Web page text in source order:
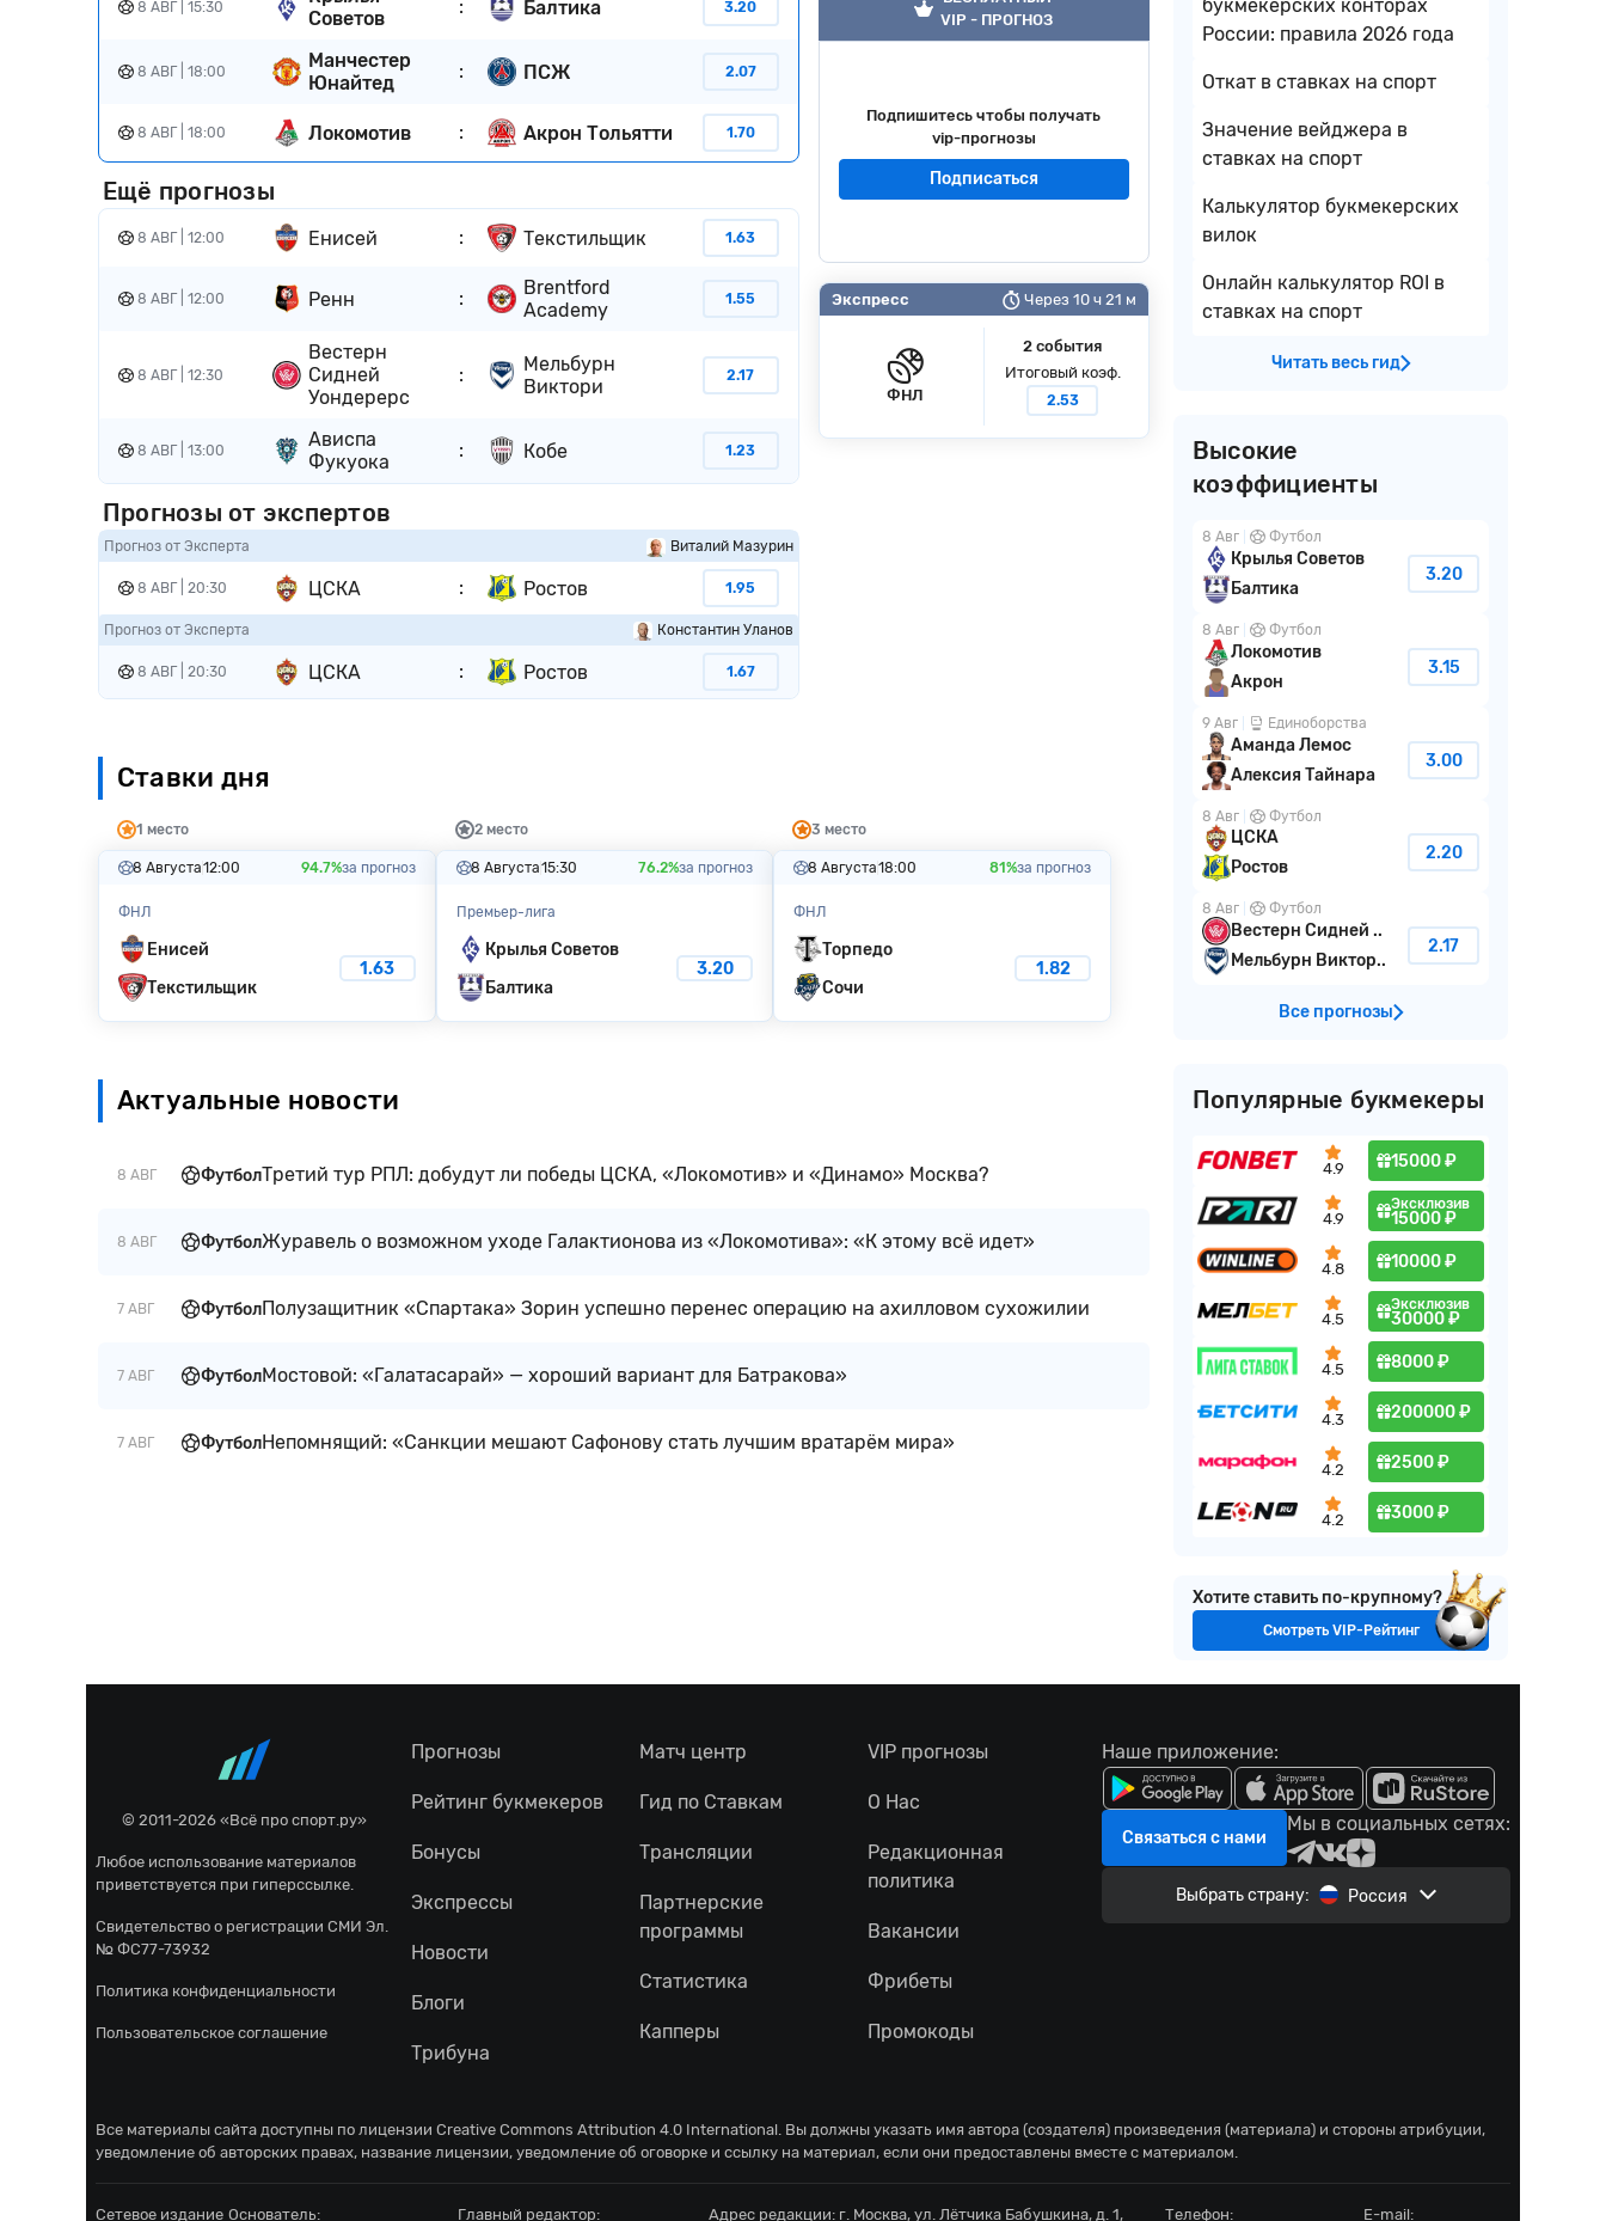
8 АВГ | 15:30
Советов
: Балтика 3.20
8 АВГ | 18:00
Манчестер
Юнайтед
: ПСЖ 2.07
8 АВГ | 18:00 Локомотив : Акрон Тольятти 1.70
Ещё прогнозы
8 АВГ | 12:00 Енисей : Текстильщик 1.63
8 АВГ | 12:00 Ренн :
Brentford
Academy
1.55
8 АВГ | 12:30
Вестерн
Сидней
Уондерерс
:
Мельбурн
Виктори
2.17
8 АВГ | 13:00
Ависпа
Фукуока
: Кобе 1.23
Прогнозы от экспертов
Прогноз от Эксперта Виталий Мазурин
8 АВГ | 20:30 ЦСКА : Ростов 1.95
Прогноз от Эксперта Константин Уланов
8 АВГ | 20:30 ЦСКА : Ростов 1.67
VIP - ПРОГНОЗ
Подпишитесь чтобы получать
vip-прогнозы
Подписаться
Экспресс Через 10 ч 21 м
ФНЛ
2 события
Итоговый коэф.
2.53
Ставки дня
1 место
8 Августа12:00 94.7%за прогноз
ФНЛ
Енисей
Текстильщик
1.63
2 место
8 Августа15:30 76.2%за прогноз
Премьер-лига
Крылья Советов
Балтика
3.20
3 место
8 Августа18:00 81%за прогноз
ФНЛ
Торпедо
Сочи
1.82
Актуальные новости
8 АВГ ФутболТретий тур РПЛ: добудут ли победы ЦСКА, «Локомотив» и «Динамо» Москва?
8 АВГ ФутболЖуравель о возможном уходе Галактионова из «Локомотива»: «К этому всё идет»
7 АВГ ФутболПолузащитник «Спартака» Зорин успешно перенес операцию на ахилловом сухожилии
7 АВГ ФутболМостовой: «Галатасарай» — хороший вариант для Батракова»
7 АВГ ФутболНепомнящий: «Санкции мешают Сафонову стать лучшим вратарём мира»
букмекерских конторах
России: правила 2026 года
Откат в ставках на спорт
Значение вейджера в
ставках на спорт
Калькулятор букмекерских
вилок
Онлайн калькулятор ROI в
ставках на спорт
Читать весь гид
Высокие
коэффициенты
8 Авг Футбол
Крылья Советов
Балтика
3.20
8 Авг Футбол
Локомотив
Акрон
3.15
9 Авг Единоборства
Аманда Лемос
Алексия Тайнара
3.00
8 Авг Футбол
ЦСКА
Ростов
2.20
8 Авг Футбол
Вестерн Сидней ..
Мельбурн Виктор..
2.17
Все прогнозы
Популярные букмекеры
4.9 15000 ₽
4.9
Эксклюзив
15000 ₽
4.8 10000 ₽
4.5
Эксклюзив
30000 ₽
4.5 8000 ₽
4.3 200000 ₽
4.2 2500 ₽
4.2 3000 ₽
Хотите ставить по-крупному?
Смотреть VIP-Рейтинг
© 2011-2026 «Всё про спорт.ру»
Любое использование материалов
приветствуется при гиперссылке.
Свидетельство о регистрации СМИ Эл.
№ ФС77-73932
Политика конфиденциальности
Пользовательское соглашение
Прогнозы
Рейтинг букмекеров
Бонусы
Экспрессы
Новости
Блоги
Трибуна
Матч центр
Гид по Ставкам
Трансляции
Партнерские
программы
Статистика
Капперы
VIP прогнозы
О Нас
Редакционная
политика
Вакансии
Фрибеты
Промокоды
Наше приложение:
Связаться с нами
Мы в социальных сетях:
Выбрать страну: Россия
Все материалы сайта доступны по лицензии Creative Commons Attribution 4.0 International . Вы должны указать имя автора (создателя) произведения (материала) и стороны атрибуции,
уведомление об авторских правах, название лицензии, уведомление об оговорке и ссылку на материал, если они предоставлены вместе с материалом.
Сетевое издание Основатель: Главный редактор: Адрес редакции: г. Москва, ул. Лётчика Бабушкина, д. 1, Телефон: E-mail: